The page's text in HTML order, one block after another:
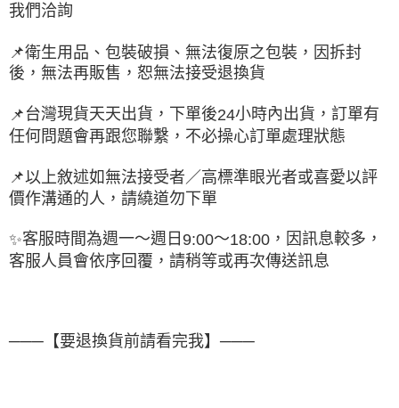
我們洽詢
📌衛生用品、包裝破損、無法復原之包裝，因拆封
後，無法再販售，恕無法接受退換貨
📌 台灣現貨天天出貨，下單後24小時內出貨，訂單有
任何問題會再跟您聯繫，不必操心訂單處理狀態
📌以上敘述如無法接受者／高標準眼光者或喜愛以評
價作溝通的人，請繞道勿下單
✨客服時間為週一～週日 9:00～18:00 ，因訊息較多，
客服人員會依序回覆，請稍等或再次傳送訊息
───【要退換貨前請看完我】───